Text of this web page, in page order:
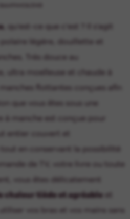
, qu'est-ce que c'est ? Il s'agit
légère, douillette et
Très douce au
ultra moelleuse et chaude à
flottantes conçues afin
que vous êtes sous une
à manche est conçue pour
entier couvert et
en conservant la possibilité
de TV, votre livre ou toute
vous êtes délicatement
chaleur tiède et agréable
vos bras et vos mains sans